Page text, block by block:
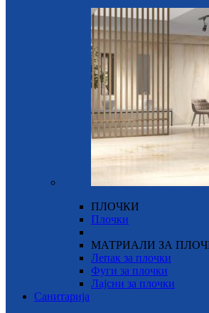
ПЛОЧКИ
Плочки
МАТРИАЛИ ЗА
Лепак за плочки
Фуги за плочки
Лајсни за плочки
Санитарија